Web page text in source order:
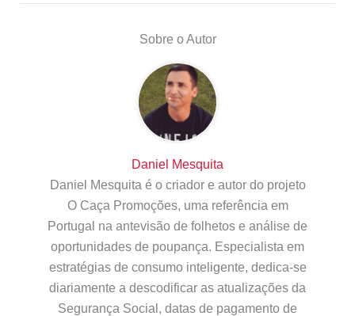
Sobre o Autor
Daniel Mesquita
Daniel Mesquita é o criador e autor do projeto
O Caça Promoções, uma referência em
Portugal na antevisão de folhetos e análise de
oportunidades de poupança. Especialista em
estratégias de consumo inteligente, dedica-se
diariamente a descodificar as atualizações da
Segurança Social, datas de pagamento de